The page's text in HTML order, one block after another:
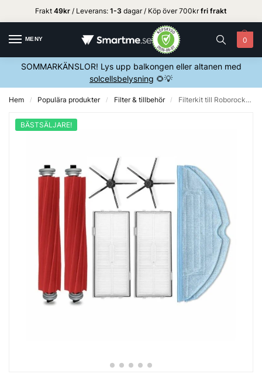
Frakt 49kr / Leverans: 1-3 dagar / Köp över 700krfri frakt
MENY 0
SOMMARKÄNSLOR! Lys upp balkongen eller altanen med
solcellsbelysning 🌻💡
Hem / Populära produkter / Filter & tillbehör / Filterkit till Roborock S7 m.fl – Svart
BÄSTSÄLJARE!